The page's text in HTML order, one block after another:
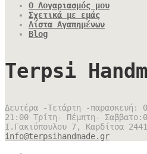
Ο Λογαριασμός μου
Σχετικά με εμάς
Λίστα Αγαπημένων
Blog
Terpsi
Δευτέρα -Τετάρτη -
21:00 Τρίτη- Πέμπτη-
Ι.Γακιόπουλου 7, Καρδίτσα
info@terpsihandmade.gr